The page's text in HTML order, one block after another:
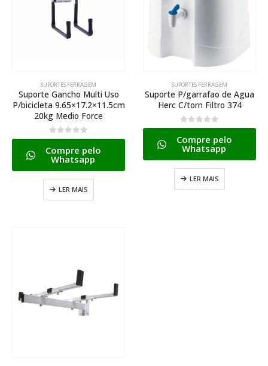
SUPORTES FERRAGEM
Suporte Gancho Multi Uso
P/bicicleta 9.65×17.2×11.5cm
20kg Medio Force
0de 5
Compre pelo
Whatsapp
LER MAIS
SUPORTES FERRAGEM
Suporte P/garrafao de Agua
Herc C/torn Filtro 374
0de 5
Compre pelo
Whatsapp
LER MAIS